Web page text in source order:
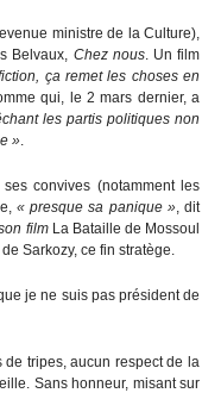
ministre de la Culture),
Belvaux, Chez nous. Un film
ça remet les choses en
qui, le 2 mars dernier, a
les partis politiques non
».
convives (notamment les
« presque sa panique », dit
filmLa Bataille de Mossoul
Sarkozy, ce fin stratège.
je ne suis pas président de
tripes, aucun respect de la
Sans honneur, misant sur